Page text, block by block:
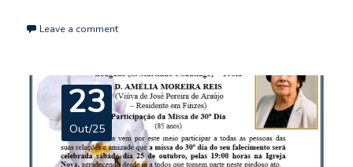
Leave a comment
23
Out/25